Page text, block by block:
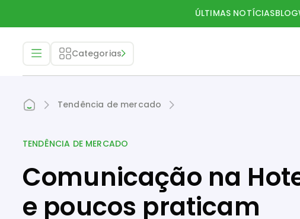
ÚLTIMAS NOTÍCIASBLOG
Categorias
Tendência de mercado
TENDÊNCIA DE MERCADO
Comunicação na
e poucos praticam